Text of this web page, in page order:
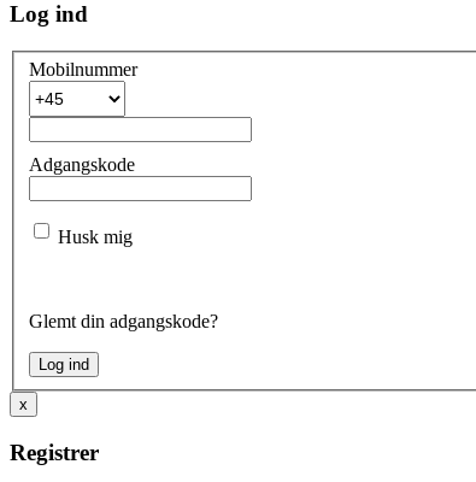
Log ind
Mobilnummer
Adgangskode
Husk mig
Glemt din adgangskode?
x
Registrer